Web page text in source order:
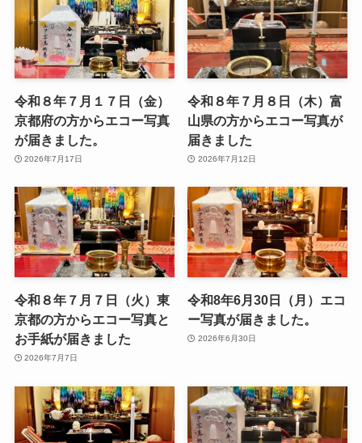
令和８年７月１７日（金）
京都府の方からエコー写真
が届きました。
2026年7月17日
令和８年７月８日（木）富
山県の方からエコー写真が
届きました
2026年7月12日
令和８年７月７日（火）東
京都の方からエコー写真と
お手紙が届きました
2026年7月7日
令和8年6月30日（月）エコ
ー写真が届きました。
2026年6月30日